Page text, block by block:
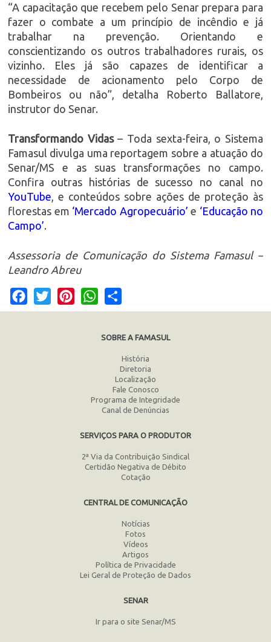
“A capacitação que recebem pelo Senar prepara para
fazer o combate a um princípio de incêndio e já
trabalhar na prevenção. Orientando e
conscientizando os outros trabalhadores rurais, os
vizinho. Eles já são capazes de identificar a
necessidade de acionamento pelo Corpo de
Bombeiros ou não”, detalha Roberto Ballatore,
instrutor do Senar.
Transformando Vidas– Toda sexta-feira, o Sistema
Famasul divulga uma reportagem sobre a atuação do
Senar/MS e as suas transformações no campo.
Confira outras histórias de sucesso no canal no
YouTube , e conteúdos sobre ações de proteção às
florestas em ‘Mercado Agropecuário’ e ‘Educação no
Campo’.
Assessoria de Comunicação do Sistema Famasul –
Leandro Abreu
Facebook
Twitter PinterestWhatsApp
SOBRE A FAMASUL
História
Diretoria
Localização
Fale Conosco
Programa de Integridade
Canal de Denúncias
SERVIÇOS PARA O PRODUTOR
2ª Via da Contribuição Sindical
Certidão Negativa de Débito
Cotação
CENTRAL DE COMUNICAÇÃO
Notícias
Fotos
Vídeos
Artigos
Política de Privacidade
Lei Geral de Proteção de Dados
SENAR
Ir para o site Senar/MS